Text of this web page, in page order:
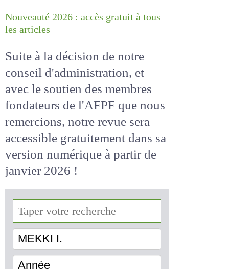
Nouveauté 2026 : accès gratuit à
Suite à la décision de notre
conseil d'administration, et
avec le soutien des membres
fondateurs de l'AFPF que nous
remercions, notre revue sera
accessiblegratuitementdans
sa version numérique
de janvier 2026 !
MEKKI I.